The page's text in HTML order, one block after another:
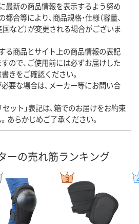
最新の商品情報を表示するよう努め
合等により、商品規格・仕様（容量、
国など）が変更される場合がございま
る商品とサイト上の商品情報の表記
ので、ご使用前には必ずお届けした
きをご確認ください。
要な場合は、メーカー等にお問い合
セット」表記は、箱でのお届けをお約束
あらかじめご了承ください。
ーの売れ筋ランキング